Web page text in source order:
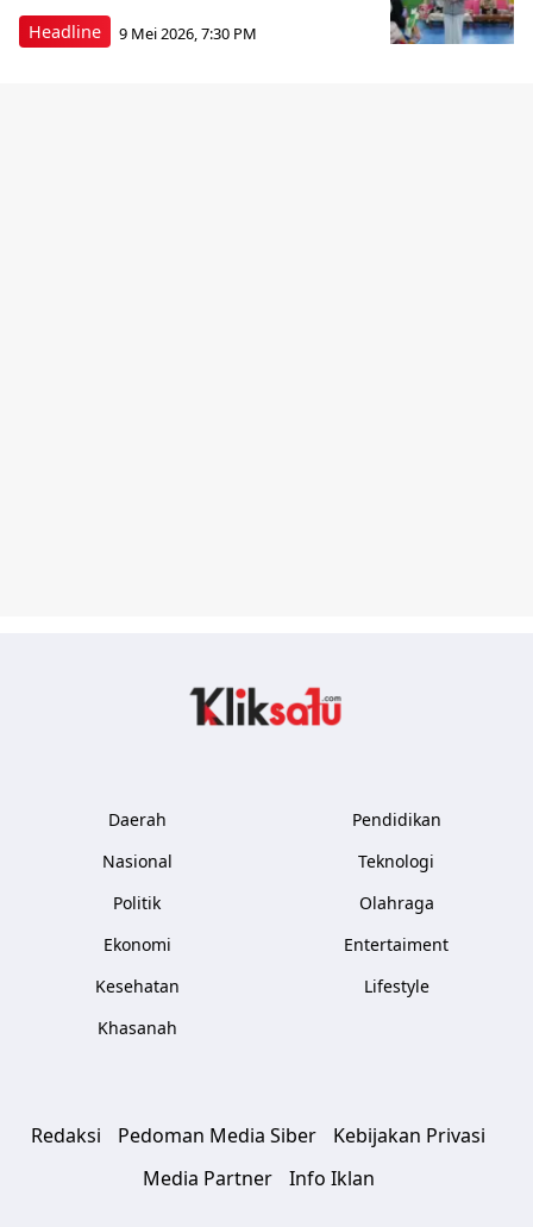
Headline 9 Mei 2026, 7:30 PM
Daerah
Nasional
Politik
Ekonomi
Kesehatan
Khasanah
Pendidikan
Teknologi
Olahraga
Entertaiment
Lifestyle
Redaksi Pedoman Media Siber
Kebijakan Privasi
Media Partner
Info Iklan